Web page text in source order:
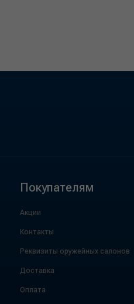
Покупателям
Акции
Контакты
Реквизиты оружейных салонов
Доставка
Оплата